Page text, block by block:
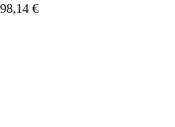
98,14 €